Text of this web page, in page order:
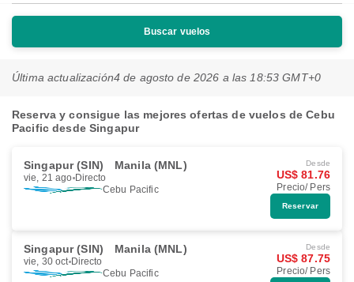
Buscar vuelos
Última actualización4 de agosto de 2026 a las 18:53 GMT+0
Reserva y consigue las mejores ofertas de vuelos de Cebu
Pacific desde Singapur
Singapur (SIN) Manila (MNL)
vie, 21 ago Directo
Cebu Pacific
Desde
US$ 81.76
Precio/ Pers
Reservar
Singapur (SIN) Manila (MNL)
vie, 30 oct Directo
Cebu Pacific
Desde
US$ 87.75
Precio/ Pers